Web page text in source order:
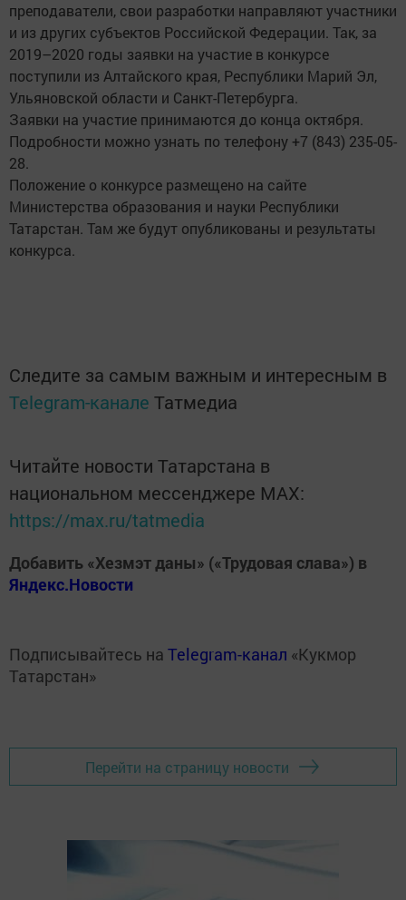
преподаватели, свои разработки направляют участники
и из других субъектов Российской Федерации. Так, за
2019–2020 годы заявки на участие в конкурсе
поступили из Алтайского края, Республики Марий Эл,
Ульяновской области и Санкт-Петербурга.
Заявки на участие принимаются до конца октября.
Подробности можно узнать по телефону +7 (843) 235-05-
28.
Положение о конкурсе размещено на сайте
Министерства образования и науки Республики
Татарстан. Там же будут опубликованы и результаты
конкурса.
Следите за самым важным и интересным в
Telegram-канале Татмедиа
Читайте новости Татарстана в
национальном мессенджере MАХ:
https://max.ru/tatmedia
Добавить «Хезмэт даны» («Трудовая слава») в
Яндекс.Новости
Подписывайтесь на Telegram-канал «Кукмор
Татарстан»
Перейти на страницу новости